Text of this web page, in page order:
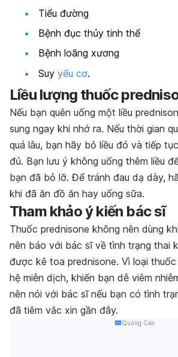
Tiểu đường
Bệnh đục thủy tinh thể
Bệnh loãng xương
Suy yếu cơ.
Liều lượng thuốc
Nếu bạn quên uống một liều
sung ngay khi nhớ ra. Nếu thời gian
quá lâu, bạn hãy bỏ liều đó và tiếp
đủ. Bạn lưu ý không uống thêm liều
bạn đã bỏ lỡ. Để tránh đau dạ dày,
khi đã ăn đồ ăn hay uống sữa.
Tham khảo ý kiến bác sĩ
Thuốc prednisone không nên dùng
nên báo với bác sĩ về tình trạng thai
được kê toa prednisone. Vì loại
hệ miễn dịch, khiến bạn dễ viêm
nên nói với bác sĩ nếu bạn có tình
đã tiêm vắc xin gần đây.
Quảng Cáo